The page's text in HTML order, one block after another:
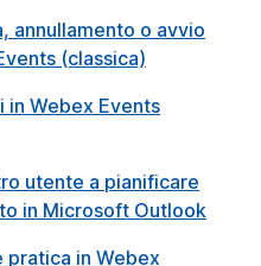
annullamento o avvio
(classica)
in Webex Events
utente a pianificare
in Microsoft Outlook
pratica in Webex